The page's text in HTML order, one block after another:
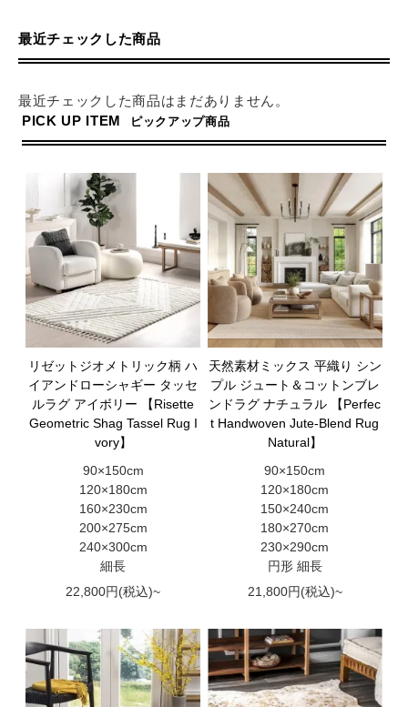
最近チェックした商品
最近チェックした商品はまだありません。
PICK UP ITEM
ピックアップ商品
リゼットジオメトリック柄 ハ
イアンドローシャギー タッセ
ルラグ アイボリー 【Risette
Geometric Shag Tassel Rug I
vory】
90×150cm
120×180cm
160×230cm
200×275cm
240×300cm
細長
22,800円(税込)~
天然素材ミックス 平織り シン
プル ジュート＆コットンブレ
ンドラグ ナチュラル 【Perfec
t Handwoven Jute-Blend Rug
Natural】
90×150cm
120×180cm
150×240cm
180×270cm
230×290cm
円形 細長
21,800円(税込)~